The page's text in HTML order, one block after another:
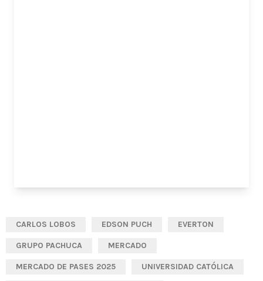
CARLOS LOBOS EDSON PUCH EVERTON
GRUPO PACHUCA MERCADO
MERCADO DE PASES 2025 UNIVERSIDAD CATÓLICA